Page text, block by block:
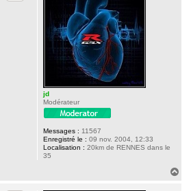
jd
Modérateur
Messages : 11567
Enregistré le : 09 nov. 2004, 12:33
Localisation : 20km de RENNES dans le
35